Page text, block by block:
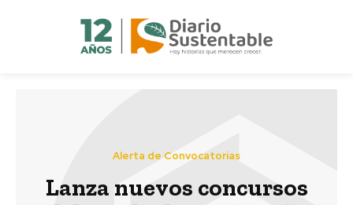
Alerta de Convocatorias
Lanza nuevos concursos